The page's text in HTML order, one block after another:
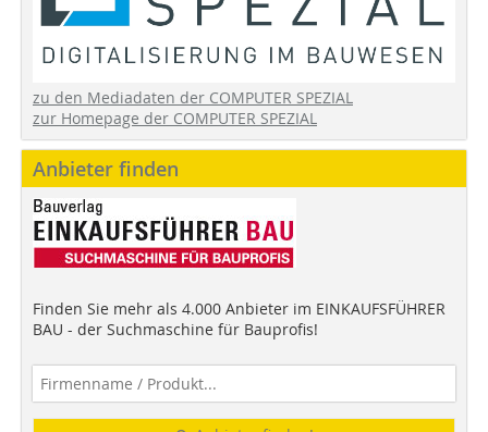
zu den Mediadaten der COMPUTER SPEZIAL
zur Homepage der COMPUTER SPEZIAL
Anbieter finden
Finden Sie mehr als 4.000 Anbieter im EINKAUFSFÜHRER
BAU - der Suchmaschine für Bauprofis!